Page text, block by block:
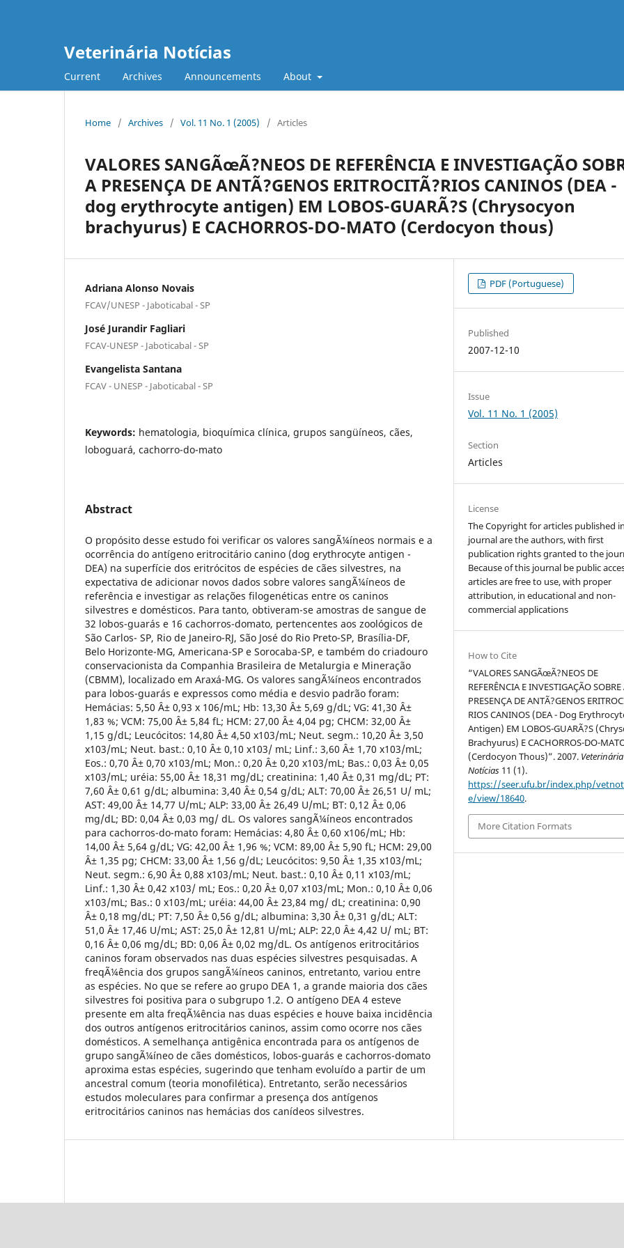
Veterinária Notícias
Current Archives Announcements About
Home / Archives / Vol. 11 No. 1 (2005) / Articles
VALORES SANGÃœÃ?NEOS DE REFERÊNCIA E INVESTIGAÇÃO
A PRESENÇA DE ANTÃ?GENOS ERITROCITÃ?RIOS CANINOS (DEA -
dog erythrocyte antigen) EM LOBOS-GUARÃ?S (Chrysocyon
brachyurus) E CACHORROS-DO-MATO (Cerdocyon thous)
Adriana Alonso Novais
FCAV/UNESP - Jaboticabal - SP
José Jurandir Fagliari
FCAV-UNESP - Jaboticabal - SP
Evangelista Santana
FCAV - UNESP - Jaboticabal - SP
Keywords: hematologia, bioquímica clínica, grupos sangüíneos, cães,
loboguará, cachorro-do-mato
Abstract
O propósito desse estudo foi verificar os valores sangÃ¼íneos normais e a
ocorrência do antígeno eritrocitário canino (dog erythrocyte antigen -
DEA) na superfície dos eritrócitos de espécies de cães silvestres, na
expectativa de adicionar novos dados sobre valores sangÃ¼íneos de
referência e investigar as relações filogenéticas entre os caninos
silvestres e domésticos. Para tanto, obtiveram-se amostras de sangue de
32 lobos-guarás e 16 cachorros-domato, pertencentes aos zoológicos de
São Carlos- SP, Rio de Janeiro-RJ, São José do Rio Preto-SP, Brasília-DF,
Belo Horizonte-MG, Americana-SP e Sorocaba-SP, e também do criadouro
conservacionista da Companhia Brasileira de Metalurgia e Mineração
(CBMM), localizado em Araxá-MG. Os valores sangÃ¼íneos encontrados
para lobos-guarás e expressos como média e desvio padrão foram:
Hemácias: 5,50 Â± 0,93 x 106/mL; Hb: 13,30 Â± 5,69 g/dL; VG: 41,30 Â±
1,83 %; VCM: 75,00 Â± 5,84 fL; HCM: 27,00 Â± 4,04 pg; CHCM: 32,00 Â±
1,15 g/dL; Leucócitos: 14,80 Â± 4,50 x103/mL; Neut. segm.: 10,20 Â± 3,50
x103/mL; Neut. bast.: 0,10 Â± 0,10 x103/ mL; Linf.: 3,60 Â± 1,70 x103/mL;
Eos.: 0,70 Â± 0,70 x103/mL; Mon.: 0,20 Â± 0,20 x103/mL; Bas.: 0,03 Â± 0,05
x103/mL; uréia: 55,00 Â± 18,31 mg/dL; creatinina: 1,40 Â± 0,31 mg/dL; PT:
7,60 Â± 0,61 g/dL; albumina: 3,40 Â± 0,54 g/dL; ALT: 70,00 Â± 26,51 U/ mL;
AST: 49,00 Â± 14,77 U/mL; ALP: 33,00 Â± 26,49 U/mL; BT: 0,12 Â± 0,06
mg/dL; BD: 0,04 Â± 0,03 mg/ dL. Os valores sangÃ¼íneos encontrados
para cachorros-do-mato foram: Hemácias: 4,80 Â± 0,60 x106/mL; Hb:
14,00 Â± 5,64 g/dL; VG: 42,00 Â± 1,96 %; VCM: 89,00 Â± 5,90 fL; HCM: 29,00
Â± 1,35 pg; CHCM: 33,00 Â± 1,56 g/dL; Leucócitos: 9,50 Â± 1,35 x103/mL;
Neut. segm.: 6,90 Â± 0,88 x103/mL; Neut. bast.: 0,10 Â± 0,11 x103/mL;
Linf.: 1,30 Â± 0,42 x103/ mL; Eos.: 0,20 Â± 0,07 x103/mL; Mon.: 0,10 Â± 0,06
x103/mL; Bas.: 0 x103/mL; uréia: 44,00 Â± 23,84 mg/ dL; creatinina: 0,90
Â± 0,18 mg/dL; PT: 7,50 Â± 0,56 g/dL; albumina: 3,30 Â± 0,31 g/dL; ALT:
51,0 Â± 17,46 U/mL; AST: 25,0 Â± 12,81 U/mL; ALP: 22,0 Â± 4,42 U/ mL; BT:
0,16 Â± 0,06 mg/dL; BD: 0,06 Â± 0,02 mg/dL. Os antígenos eritrocitários
caninos foram observados nas duas espécies silvestres pesquisadas. A
freqÃ¼ência dos grupos sangÃ¼íneos caninos, entretanto, variou entre
as espécies. No que se refere ao grupo DEA 1, a grande maioria dos cães
silvestres foi positiva para o subgrupo 1.2. O antígeno DEA 4 esteve
presente em alta freqÃ¼ência nas duas espécies e houve baixa incidência
dos outros antígenos eritrocitários caninos, assim como ocorre nos cães
domésticos. A semelhança antigênica encontrada para os antígenos de
grupo sangÃ¼íneo de cães domésticos, lobos-guarás e cachorros-domato
aproxima estas espécies, sugerindo que tenham evoluído a partir de um
ancestral comum (teoria monofilética). Entretanto, serão necessários
estudos moleculares para confirmar a presença dos antígenos
eritrocitários caninos nas hemácias dos canídeos silvestres.
PDF (Portuguese)
Published
2007-12-10
Issue
Vol. 11 No. 1 (2005)
Section
Articles
License
The Copyright for articles published
journal are the authors, with first
publication rights granted to the
Because of this journal be public
articles are free to use, with proper
attribution, in educational and non-
commercial applications
How to Cite
“VALORES SANGÃœÃ?NEOS DE
REFERÊNCIA E INVESTIGAÇÃO SOBRE
PRESENÇA DE ANTÃ?GENOS
RIOS CANINOS (DEA - Dog
Antigen) EM LOBOS-GUARÃ?S
Brachyurus) E CACHORROS-DO-
(Cerdocyon Thous)”. 2007. Veterinária
Notícias 11 (1).
https://seer.ufu.br/index.php/
e/view/18640.
More Citation Formats